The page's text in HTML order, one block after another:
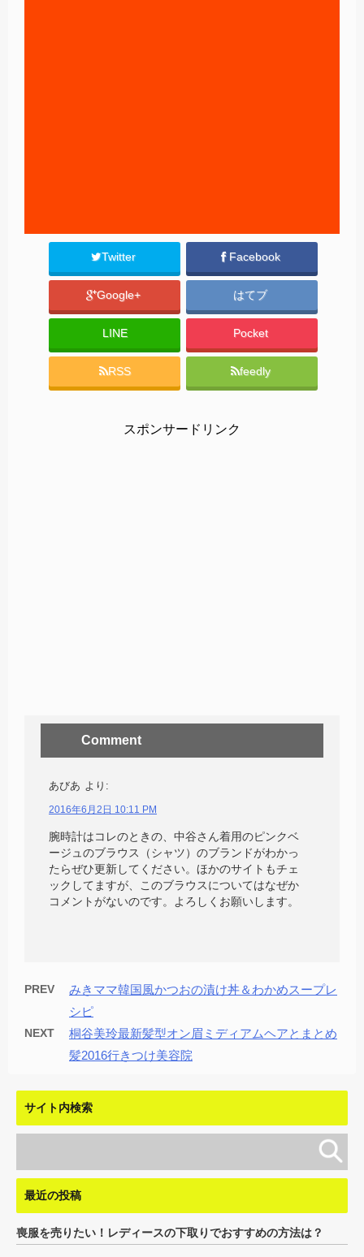
Twitter Facebook
Google+ はてブ
LINE Pocket
RSS feedly
スポンサードリンク
Comment
あびあ より:
2016年6月2日 10:11 PM
腕時計はコレのときの、中谷さん着用のピンクベ
ージュのブラウス（シャツ）のブランドがわかっ
たらぜひ更新してください。ほかのサイトもチェ
ックしてますが、このブラウスについてはなぜか
コメントがないのです。よろしくお願いします。
PREV
みきママ韓国風かつおの漬け丼＆わかめスープレ
シピ
NEXT
桐谷美玲最新髪型オン眉ミディアムヘアとまとめ
髪2016行きつけ美容院
サイト内検索
最近の投稿
喪服を売りたい！レディースの下取りでおすすめの方法は？